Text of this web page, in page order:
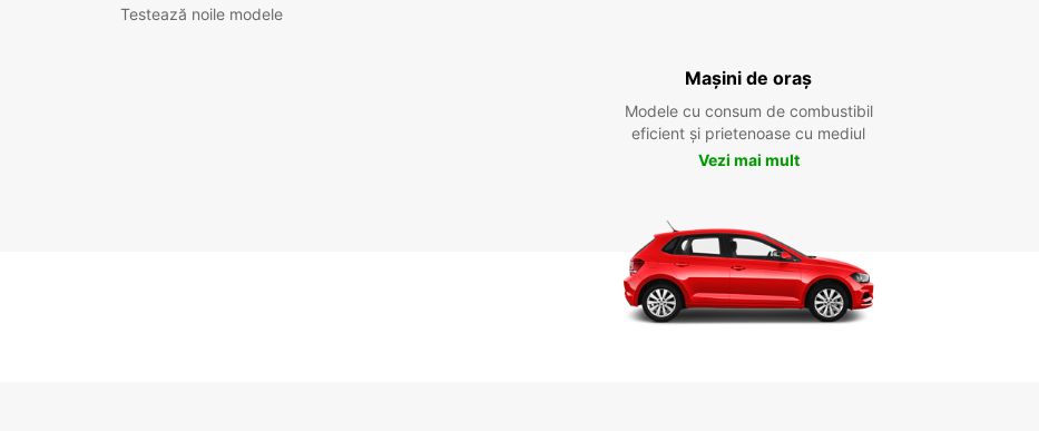
Testează noile modele
Mașini de oraș
Modele cu consum de combustibil
eficient și prietenoase cu mediul
Vezi mai mult